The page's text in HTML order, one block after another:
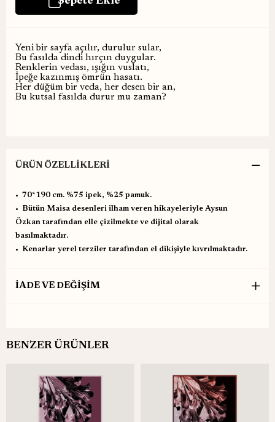
Yeni bir sayfa açılır, durulur sular,
Bu fasılda dindi hırçın duygular.
Renklerin vedası, ışığın vuslatı,
İpeğe kazınmış ömrün hasatı.
Her düğüm bir veda, her desen bir an,
Bu kutsal fasılda durur mu zaman?
ÜRÜN ÖZELLIKLERI
•⁠ ⁠70*190 cm. %75 ipek, %25 pamuk.
•⁠ ⁠Bütün Maisa desenleri ilham veren hikayeleriyle Aysun
Özkan tarafından elle çizilmekte ve dijital olarak
basılmaktadır.
•⁠ ⁠Kenarlar yerel terziler tarafından el dikişiyle kıvrılmaktadır.
İADE VE DEĞİŞİM
BENZER ÜRÜNLER